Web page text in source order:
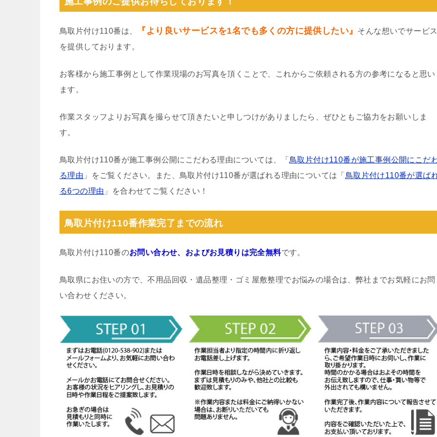
鳥取片付け110番は、 『より良いサービスを1名でも多くの方に提供したい』
そんな想いでサービス
を提供しております。
お客様から施工事例として作業現場のお写真を頂くことで、これからご依頼される方の参考になると思い
ます。
作業スタッフよりお写真を撮らせて頂きたいと申しつけがありましたら、ぜひともご協力をお願いしま
す。
鳥取片付け110番が施工事例公開にこだわる理由については、「 鳥取片付け110番が施工事例公開にこだ
る理由 」をご覧ください。また、鳥取片付け110番が選ばれる理由については「 鳥取片付け110番が選ば
る6つの理由 」を合わせてご覧ください！
鳥取片付け110番作業完了までの流れ
鳥取片付け110番のお問い合わせ、およびお見積りは完全無料です。
鳥取県にお住いの方で、不用品回収・遺品整理・ゴミ屋敷整理でお悩みの場合は、弊社までお気軽にお問
い合わせください。